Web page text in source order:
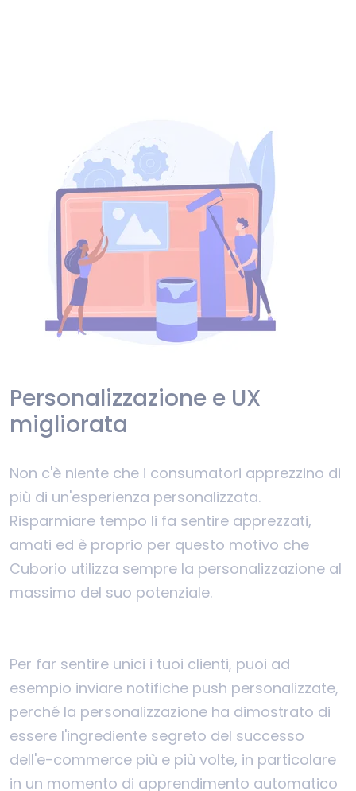
Personalizzazione e UX
migliorata
Non c'è niente che i consumatori apprezzino di
più di un'esperienza personalizzata.
Risparmiare tempo li fa sentire apprezzati,
amati ed è proprio per questo motivo che
Cuborio utilizza sempre la personalizzazione al
massimo del suo potenziale.
Per far sentire unici i tuoi clienti, puoi ad
esempio inviare notifiche push personalizzate,
perché la personalizzazione ha dimostrato di
essere l'ingrediente segreto del successo
dell'e-commerce più e più volte, in particolare
in un momento di apprendimento automatico